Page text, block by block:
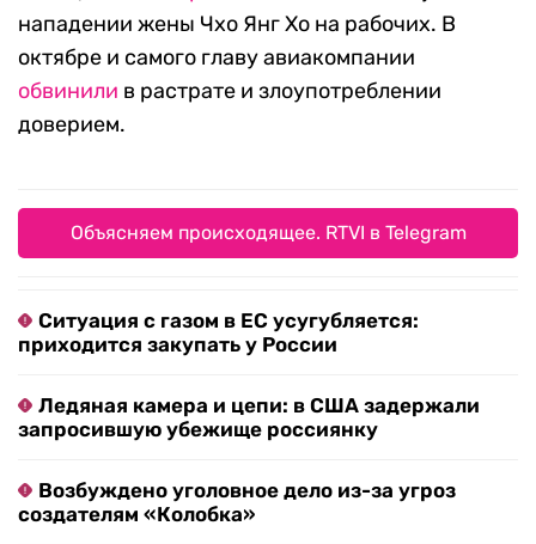
нападении жены Чхо Янг Хо на рабочих. В
октябре и самого главу авиакомпании
обвинили в растрате и злоупотреблении
доверием.
Объясняем происходящее. RTVI в Telegram
Ситуация с газом в ЕС усугубляется:
приходится закупать у России
Ледяная камера и цепи: в США задержали
запросившую убежище россиянку
Возбуждено уголовное дело из-за угроз
создателям «Колобка»